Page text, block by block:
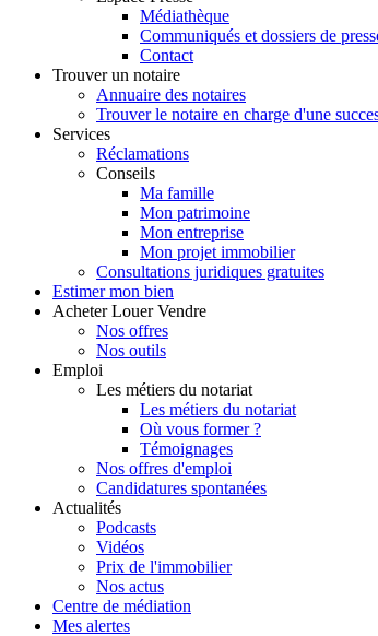
Médiathèque
Communiqués et dossiers de
Contact
Trouver un notaire
Annuaire des notaires
Trouver le notaire en charge d'une
Services
Réclamations
Conseils
Ma famille
Mon patrimoine
Mon entreprise
Mon projet immobilier
Consultations juridiques gratuites
Estimer mon bien
Acheter Louer Vendre
Nos offres
Nos outils
Emploi
Les métiers du notariat
Les métiers du notariat
Où vous former ?
Témoignages
Nos offres d'emploi
Candidatures spontanées
Actualités
Podcasts
Vidéos
Prix de l'immobilier
Nos actus
Centre de médiation
Mes alertes